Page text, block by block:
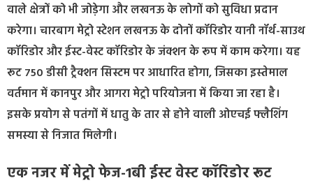
वाले क्षेत्रों को भी जोड़ेगा और लखनऊ के लोगों को सुविधा प्रदान
करेगा। चारबाग मेट्रो स्टेशन लखनऊ के दोनों कॉरिडोर यानी नॉर्थ-साउथ
कॉरिडोर और ईस्ट-वेस्ट कॉरिडोर के जंक्शन के रूप में काम करेगा। यह
रूट 750 डीसी ट्रैक्शन सिस्टम पर आधारित होगा, जिसका इस्तेमाल
वर्तमान में कानपुर और आगरा मेट्रो परियोजना में किया जा रहा है।
इसके प्रयोग से पतंगों में धातु के तार से होने वाली ओएचई फ्लैशिंग
समस्या से निजात मिलेगी।
एक नजर में मेट्रो फेज-1बी ईस्ट वेस्ट कॉरिडोर रूट